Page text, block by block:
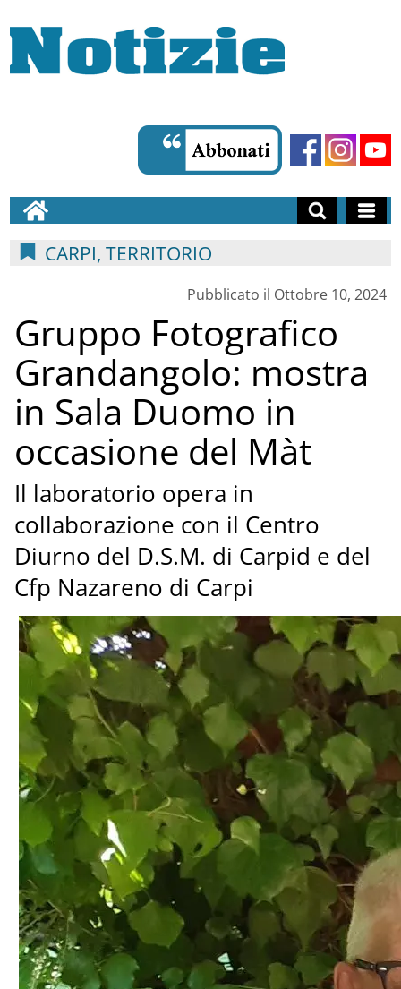
CARPI, TERRITORIO
Pubblicato il Ottobre 10, 2024
Gruppo Fotografico
Grandangolo: mostra
in Sala Duomo in
occasione del Màt
Il laboratorio opera in
collaborazione con il Centro
Diurno del D.S.M. di Carpid e del
Cfp Nazareno di Carpi